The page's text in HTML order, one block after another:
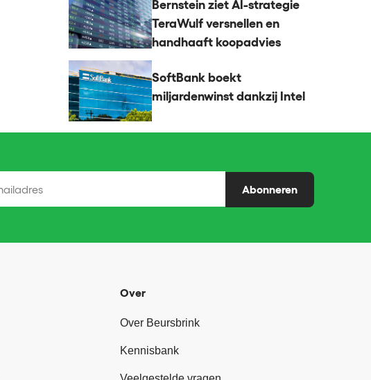
Bernstein ziet AI-strategie
TeraWulf versnellen en
handhaaft koopadvies
SoftBank boekt
miljardenwinst dankzij Intel
Abonneren
Over
Over Beursbrink
Kennisbank